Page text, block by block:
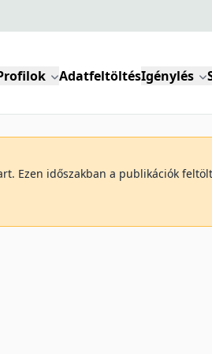
AdatfeltöltésIgénylés
Ezen időszakban a publikációk